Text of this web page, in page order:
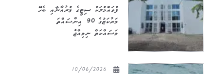
ފުވައްމުލަކު ސިޓީގެ ޤުރުއާނާއި ބެހޭ
މަރުކަޒުގެ 90 އިންސައްތަ
މަސައްކަތް ނިމިއްޖެ